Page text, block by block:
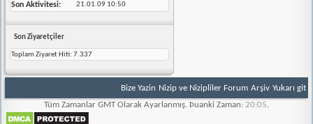
Son Aktivitesi 21.01.09 10:50
Son Ziyaretçiler
Toplam Ziyaret Hiti: 7.337
Bize Yazin Nizip ve Nizipliler Forum Arşiv Yukarı git
Tüm Zamanlar GMT Olarak Ayarlanmış. Þuanki Zaman: 20:05.